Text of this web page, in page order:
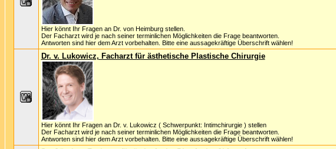
Hier könnt Ihr Fragen an Dr. von Heimburg stellen.
Der Facharzt wird je nach seiner terminlichen Möglichkeiten die Frage beantworten.
Antworten sind hier dem Arzt vorbehalten. Bitte eine aussagekräftige Überschrift wählen!
Dr. v. Lukowicz, Facharzt für ästhetische Plastische Chirurgie
Hier könnt Ihr Fragen an Dr. v. Lukowicz ( Schwerpunkt: Intimchirurgie ) stellen
Der Facharzt wird je nach seiner terminlichen Möglichkeiten die Frage beantworten.
Antworten sind hier dem Arzt vorbehalten. Bitte eine aussagekräftige Überschrift wählen!